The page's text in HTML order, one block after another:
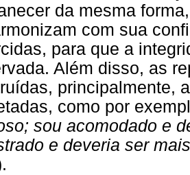
da mesma
com sua
para que a
Além disso, as
principalmente,
como por
sou acomodado e
e deveria ser